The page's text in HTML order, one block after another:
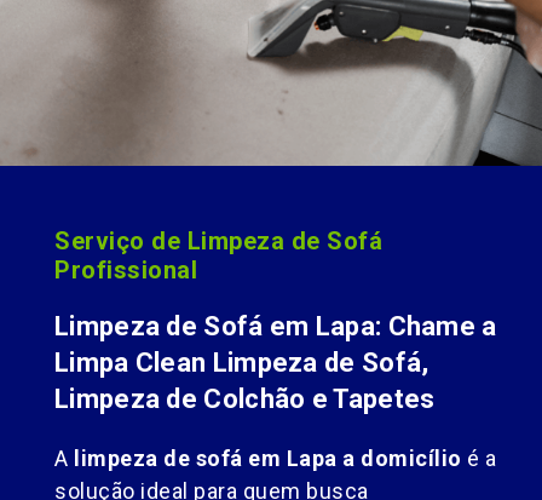
Serviço de Limpeza de Sofá
Profissional
Limpeza de Sofá em Lapa: Chame a
Limpa Clean Limpeza de Sofá,
Limpeza de Colchão e Tapetes
A limpeza de sofá em Lapa a domicílio é a
solução ideal para quem busca